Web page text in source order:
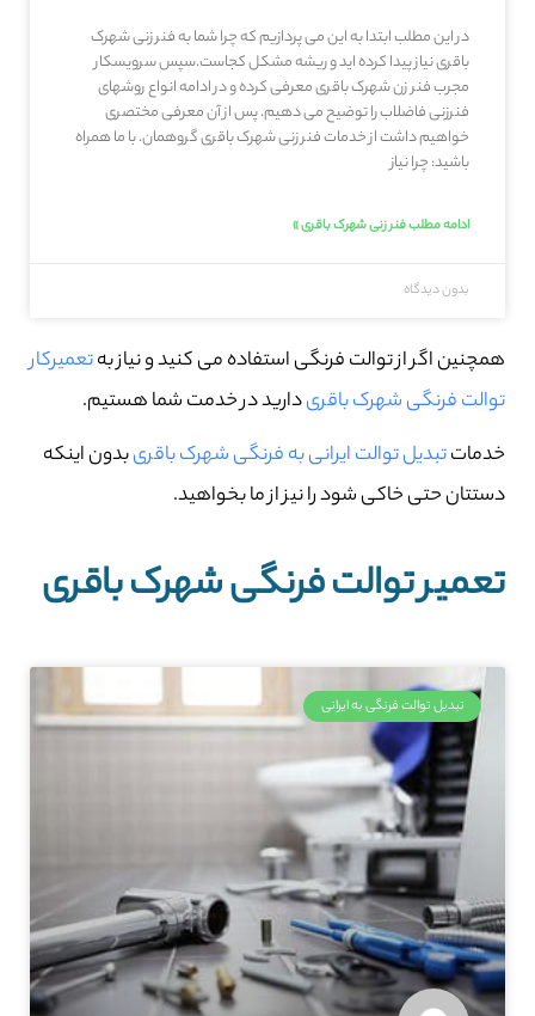
در این مطلب ابتدا به این می پردازیم که چرا شما به فنر زنی شهرک
باقری نیاز پیدا کرده اید و ریشه مشکل کجاست.سپس سرویسکار
مجرب فنر زن شهرک باقری معرفی کرده و در ادامه انواع روشهای
فنرزنی فاضلاب را توضیح می دهیم. پس از آن معرفی مختصری
خواهیم داشت از خدمات فنر زنی شهرک باقری گروهمان. با ما همراه
باشید: چرا نیاز
ادامه مطلب فنر زنی شهرک باقری »
بدون دیدگاه
همچنین اگر از توالت فرنگی استفاده می کنید و نیاز بهتعمیرکار
توالت فرنگی شهرک باقریدارید در خدمت شما هستیم.
خدماتتبدیل توالت ایرانی به فرنگی شهرک باقریبدون اینکه
دستتان حتی خاکی شود را نیز از ما بخواهید.
تعمیر توالت فرنگی شهرک باقری
تبدیل توالت فرنگی به ایرانی